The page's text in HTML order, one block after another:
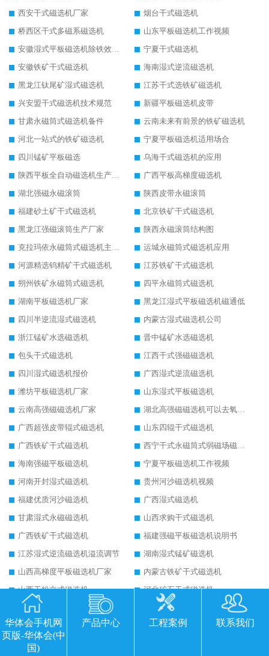
西安干式磁选机厂家
烟台干式磁选机
桥西区干式多磁系磁选机
山东平板磁选机工作视频
宁夏干式磁选机
安徽铁矿干式磁选机
海南湿式逆流磁选机
黑龙江钛尾矿湿式磁选机
江苏干式选铁矿磁选机
兴安盟干式磁选机技术规范
新疆平板磁选机皮带
甘肃永磁筒式磁选机备件
云南未来有前景的铁矿磁选机
河北一站式的铁矿磁选机
宁夏平板磁选机适用场合
四川锰矿平板磁选
乌海干式磁选机的应用
广西平板高梯度磁选机
湖北强磁永磁滚筒
陕西皮带永磁滚筒
福建砂土矿干式磁选机
北京铁矿干式磁选机
黑龙江强磁滚筒生产厂家
陕西永磁滚筒结构图
运城永磁筒式磁选机应用
河源精选钨精矿干式磁选机
江苏铁矿干式磁选机
朔州铁矿永磁筒式磁选机
四平永磁筒式磁选机
湖南平板磁选机厂家
黑龙江湿式平板磁选机磁通低
四川半逆流湿式磁选机
内蒙古湿式磁选机公司
浙江锰矿水选磁选机
晋中锰矿水选磁选机
包头干式磁选机
江西干式强磁磁选机
四川湿式磁选机报价
广西湿式逆流磁选机
潍坊平板磁选机厂家
山东湿式平板磁选机
云南高强磁磁选机厂家
广西超强皮带辊式磁选机
山东四辊干式磁选机
广西铁矿干式磁选机
海南强磁平板磁选机
宁夏平板磁选机工作视频
河南开封湿式磁选机
贵州河沙磁选机视频
福建优质河沙磁选机
广西湿式磁选机
甘肃湿式永磁磁选机
山西求购干式磁选机
广西铁矿干式磁选机
福建强磁平板磁选机说明书
江苏湿式逆流磁选机溢流调节
湖南湿式锰矿磁选机
山西高梯度平板磁选机厂家
内蒙古铁矿干式磁选机
山西干粉立式磁选机
河北矿石干式磁选机
重庆铁矿干式磁选机
宁夏三盘干式磁选机
济南干式磁选机
重庆石英砂平板磁选机
海南超大型平板式磁选机
华体会手机网
页版-华体会(中
国)
产品中心 工程案例 联系我们